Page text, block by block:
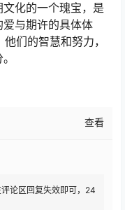
化的一个瑰宝，是
与期许的具体体
们的智慧和努力，
查看
论区回复失效即可，24